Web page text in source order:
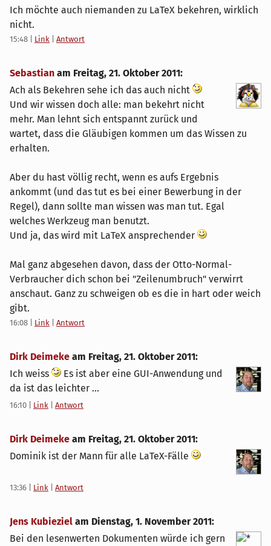
Ich möchte auch niemanden zu LaTeX bekehren, wirklich
nicht.
15:48 Link Antwort
Sebastian am Freitag, 21. Oktober 2011:
Ach als Bekehren sehe ich das auch nicht
Und wir wissen doch alle: man bekehrt nicht
mehr. Man lehnt sich entspannt zurück und
wartet, dass die Gläubigen kommen um das Wissen zu
erhalten.
Aber du hast völlig recht, wenn es aufs Ergebnis
ankommt (und das tut es bei einer Bewerbung in der
Regel), dann sollte man wissen was man tut. Egal
welches Werkzeug man benutzt.
Und ja, das wird mit LaTeX ansprechender
Mal ganz abgesehen davon, dass der Otto-Normal-
Verbraucher dich schon bei "Zeilenumbruch" verwirrt
anschaut. Ganz zu schweigen ob es die in hart oder weich
gibt.
16:08 Link Antwort
Dirk Deimeke am Freitag, 21. Oktober 2011:
Ich weiss
Es ist aber eine GUI-Anwendung und
da ist das leichter ...
16:10 Link Antwort
Dirk Deimeke am Freitag, 21. Oktober 2011:
Dominik ist der Mann für alle LaTeX-Fälle
13:36 Link Antwort
Jens Kubieziel am Dienstag, 1. November 2011:
Bei den lesenwerten Dokumenten würde ich gern